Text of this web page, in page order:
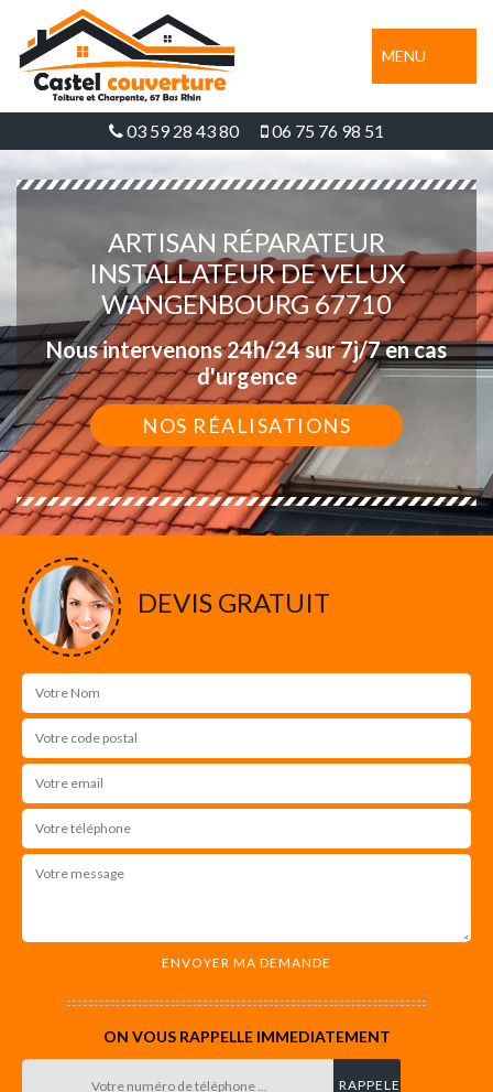
MENU
03 59 28 43 80 06 75 76 98 51
ARTISAN RÉPARATEUR
INSTALLATEUR DE VELUX
WANGENBOURG 67710
Nous intervenons 24h/24 sur 7j/7 en cas
d'urgence
NOS RÉALISATIONS
DEVIS GRATUIT
ON VOUS RAPPELLE IMMEDIATEMENT